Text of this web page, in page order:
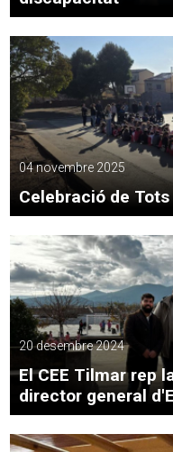
04 novembre 2025
Celebració de
20 desembre 2024
El CEE Tilmar rep
director general
i el
d'Empresa i